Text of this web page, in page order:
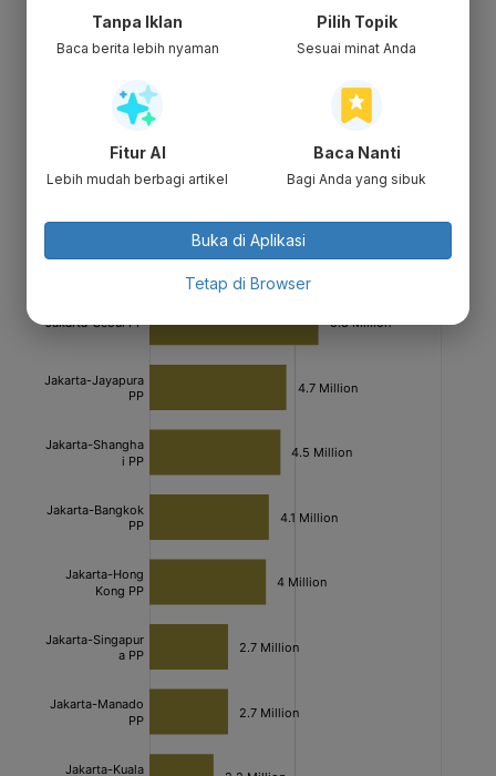
Tanpa Iklan
Baca berita lebih nyaman
Pilih Topik
Sesuai minat Anda
Fitur AI
Lebih mudah berbagi artikel
Baca Nanti
Bagi Anda yang sibuk
Buka di Aplikasi
Tetap di Browser